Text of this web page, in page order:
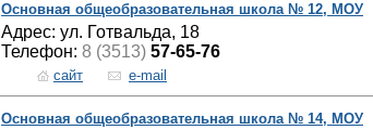
Основная общеобразовательная школа № 12, МОУ
Адрес: ул. Готвальда, 18
Телефон: 8 (3513) 57-65-76
сайт e-mail
Основная общеобразовательная школа № 14, МОУ